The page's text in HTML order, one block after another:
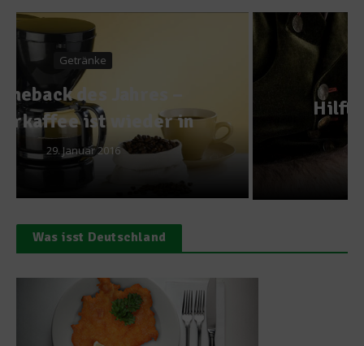
Hilft Gin gegen Mücken?
18. Juli 2017
Was isst Deutschland